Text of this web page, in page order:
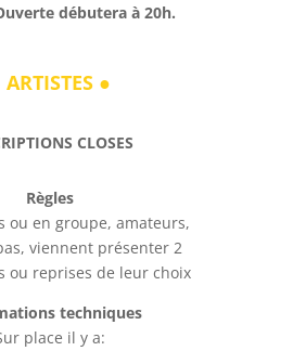
débutera à 20h.
ARTISTES ●
CLOSES
Règles
ou en groupe, amateurs,
viennent présenter 2
ou reprises de leur choix
techniques
place il y a: